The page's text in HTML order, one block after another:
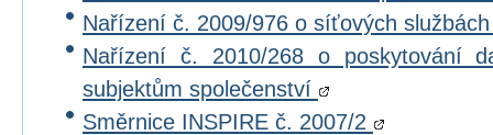
Nařízení č. 2009/976 o síťových
Nařízení č. 2010/268 o poskytování
subjektům společenství
Směrnice INSPIRE č. 2007/2